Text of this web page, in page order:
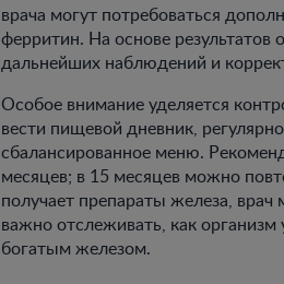
врача могут потребоваться
ферритин. На основе результатов
дальнейших наблюдений и
Особое внимание уделяется
вести пищевой дневник,
сбалансированное меню.
месяцев; в 15 месяцев можно
получает препараты железа,
важно отслеживать, как
богатым железом.